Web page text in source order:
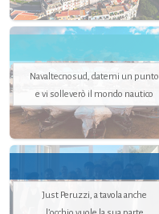
Navaltecnosud, datemi un punto
e vi solleverò il mondo nautico
Just Peruzzi, a tavola anche